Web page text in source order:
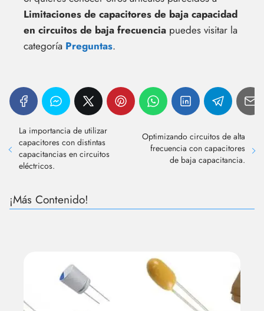
Limitaciones de capacitores de baja capacidad
en circuitos de baja frecuencia puedes visitar la
categoría Preguntas.
La importancia de utilizar
capacitores con distintas
capacitancias en circuitos
eléctricos.
Optimizando circuitos de alta
frecuencia con capacitores
de baja capacitancia.
¡Más Contenido!